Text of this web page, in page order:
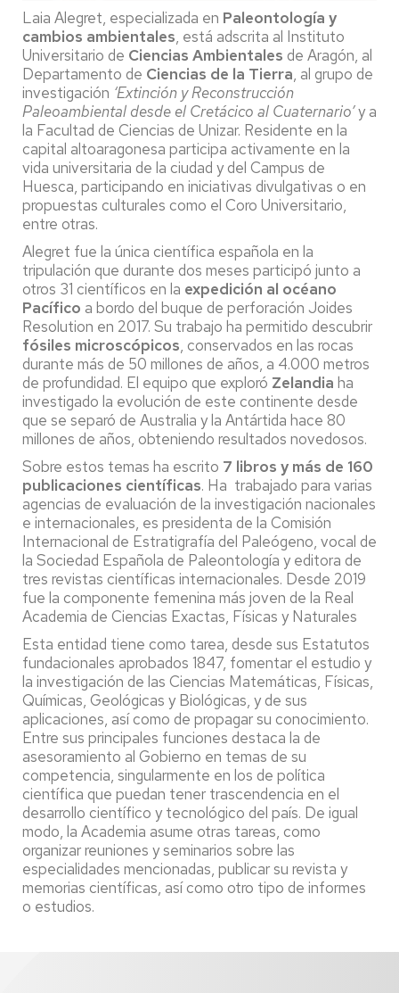
Laia Alegret, especializada en Paleontología y
cambios ambientales, está adscrita al Instituto
Universitario de Ciencias Ambientales de Aragón, al
Departamento de Ciencias de la Tierra, al grupo de
investigación ‘Extinción y Reconstrucción
Paleoambiental desde el Cretácico al Cuaternario’y a
la Facultad de Ciencias de Unizar. Residente en la
capital altoaragonesa participa activamente en la
vida universitaria de la ciudad y del Campus de
Huesca, participando en iniciativas divulgativas o en
propuestas culturales como el Coro Universitario,
entre otras.
Alegret fue la única científica española en la
tripulación que durante dos meses participó junto a
otros 31 científicos en la expedición al océano
Pacífico a bordo del buque de perforación Joides
Resolution en 2017. Su trabajo ha permitido descubrir
fósiles microscópicos, conservados en las rocas
durante más de 50 millones de años, a 4.000 metros
de profundidad. El equipo que exploró Zelandia ha
investigado la evolución de este continente desde
que se separó de Australia y la Antártida hace 80
millones de años, obteniendo resultados novedosos.
Sobre estos temas ha escrito 7 libros y más de 160
publicaciones científicas. Ha trabajado para varias
agencias de evaluación de la investigación nacionales
e internacionales, es presidenta de la Comisión
Internacional de Estratigrafía del Paleógeno, vocal de
la Sociedad Española de Paleontología y editora de
tres revistas científicas internacionales. Desde 2019
fue la componente femenina más joven de la Real
Academia de Ciencias Exactas, Físicas y Naturales
Esta entidad tiene como tarea, desde sus Estatutos
fundacionales aprobados 1847, fomentar el estudio y
la investigación de las Ciencias Matemáticas, Físicas,
Químicas, Geológicas y Biológicas, y de sus
aplicaciones, así como de propagar su conocimiento.
Entre sus principales funciones destaca la de
asesoramiento al Gobierno en temas de su
competencia, singularmente en los de política
científica que puedan tener trascendencia en el
desarrollo científico y tecnológico del país. De igual
modo, la Academia asume otras tareas, como
organizar reuniones y seminarios sobre las
especialidades mencionadas, publicar su revista y
memorias científicas, así como otro tipo de informes
o estudios.